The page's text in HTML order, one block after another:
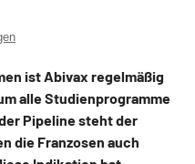
ist Abivax regelmäßig
alle Studienprogramme
Pipeline steht der
die Franzosen auch